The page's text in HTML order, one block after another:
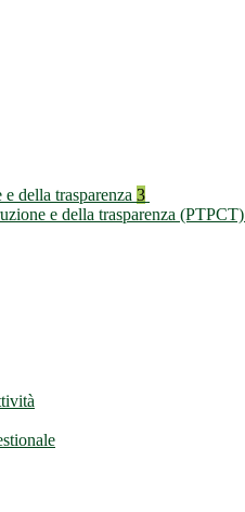
della trasparenza 3
e della trasparenza (PTPCT)